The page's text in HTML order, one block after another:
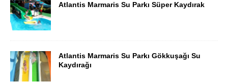
Atlantis Marmaris Su Parkı Süper Kaydırak
Atlantis Marmaris Su Parkı Gökkuşağı Su
Kaydırağı